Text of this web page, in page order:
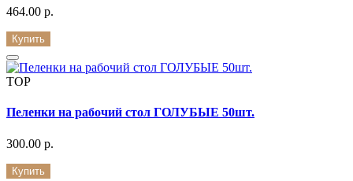
464.00 р.
Купить
TOP
Пеленки на рабочий стол ГОЛУБЫЕ 50шт.
300.00 р.
Купить